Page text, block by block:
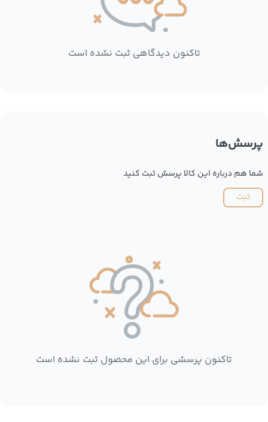
تاکنون دیدگاهی ثبت نشده است
پرسش‌ها
شما هم درباره این کالا پرسش ثبت کنید
ثبت
تاکنون پرسشی برای این محصول ثبت نشده است